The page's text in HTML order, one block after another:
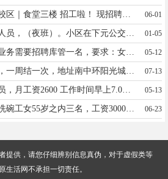
太原理工大学迎西校区｜食堂三楼 招工啦！ 现招聘长期店员，工作简单轻松、上手快，新手可做！ 工作内容 主要负责切配，打杂，操作流程标准化，无复杂工序，好学不累。 招聘要求 50岁以下，男女不限、女士优先，干活麻利、踏实肯干，长期稳定优先。 薪资&上班时间 长期工 上班时间：早8:30—14:00、下午17:00—21:00 薪资待遇：3500–4500元/月 休息：每月带薪休2天 小时工 薪资、时间当面详谈，灵活安排！ 工作地址 太原理工大学迎西校区三楼食堂 应聘电话15847632861 （直接打电话咨询即可） 06-01
需要招聘一名安保人员，（夜班）。小区在下元公交总站附近200米，公资2300，管晚餐，工作内容监控室，冬暖夏凉。夜班十点以后能睡觉。（本小区自己招聘，不存在保安公司）联系电话15343411999岳主任 01-05
高花四季旺农资因业务需要招聘库管一名，要求：女，35-50岁，工资面议。☎️17696033555 05-12
找穿串工一串1毛5，一周结一次，地址南中环阳光城商业广场，陈15035516445 07-13
招聘一名大院保洁员，月工资2600 工作时间早上7.00到11.30，下午2.00到5.30，一星期休息一天 地址：迎泽区邮电前街山西省邮电建设工程有限公司院内 联系人：陈经理18003515000 崔主管15536621116 05-13
招聘，单位食堂，洗碗工女55岁之内三名，工资3000月休八天，配菜女工一名，工资3000-3500，地址小店区恒大绿洲附近，电话13623463500 06-23
提供，请您仔细辨别信息真伪，对于虚假类等
生活网不承担一切责任。